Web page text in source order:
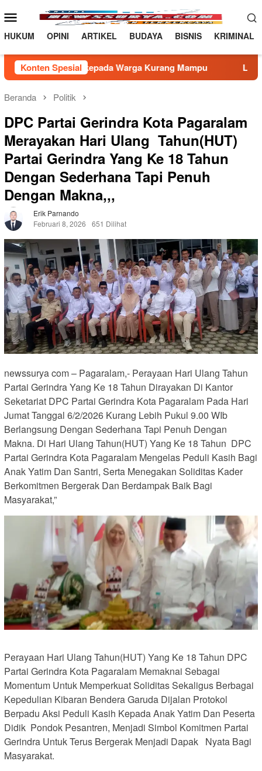
ke
konten
Menu
Mobile
HUKUM OPINI ARTIKEL BUDAYA BISNIS KRIMINAL
Konten Spesial
Kurang Mampu Lapas Narkotika Rumbai Gelar
Beranda Politik
DPC Partai Gerindra Kota Pagaralam
Merayakan Hari Ulang Tahun(HUT)
Partai Gerindra Yang Ke 18 Tahun
Dengan Sederhana Tapi Penuh
Dengan Makna,,,
Erik Parnando
Februari 8, 2026
651 Dilihat
newssurya com – Pagaralam,- Perayaan Hari Ulang Tahun
Partai Gerindra Yang Ke 18 Tahun Dirayakan Di Kantor
Seketariat DPC Partai Gerindra Kota Pagaralam Pada Hari
Jumat Tanggal 6/2/2026 Kurang Lebih Pukul 9.00 WIb
Berlangsung Dengan Sederhana Tapi Penuh Dengan
Makna. Di Hari Ulang Tahun(HUT) Yang Ke 18 Tahun DPC
Partai Gerindra Kota Pagaralam Mengelas Peduli Kasih Bagi
Anak Yatim Dan Santri, Serta Menegakan Soliditas Kader
Berkomitmen Bergerak Dan Berdampak Baik Bagi
Masyarakat,”
Perayaan Hari Ulang Tahun(HUT) Yang Ke 18 Tahun DPC
Partai Gerindra Kota Pagaralam Memaknai Sebagai
Momentum Untuk Memperkuat Soliditas Sekaligus Berbagai
Kepedulian Kibaran Bendera Garuda Dijalan Protokol
Berpadu Aksi Peduli Kasih Kepada Anak Yatim Dan Peserta
Didik Pondok Pesantren, Menjadi Simbol Komitmen Partai
Gerindra Untuk Terus Bergerak Menjadi Dapak Nyata Bagi
Masyarakat.